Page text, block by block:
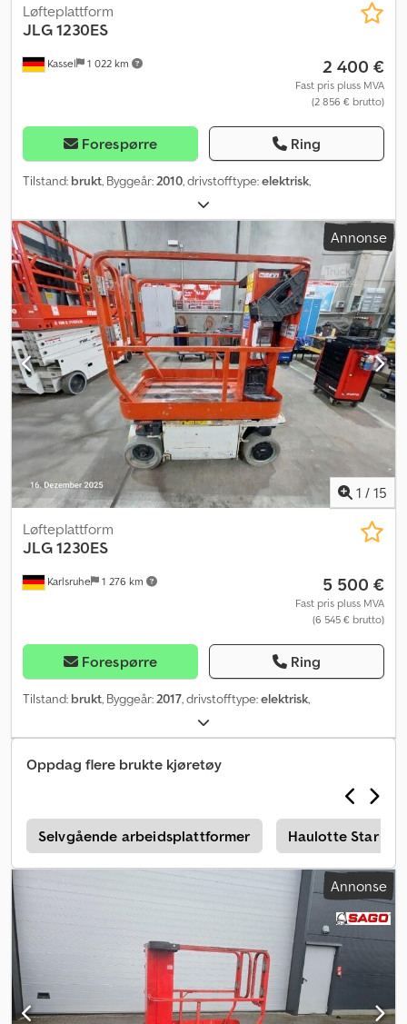
Kassel 1 022 km
Løfteplattform
JLG1230ES
2 400 €
Fast pris pluss MVA
(2 856 € brutto)
Forespørre Ring
Tilstand: brukt, Byggeår: 2010, drivstofftype:elektrisk,
Annonse
1 / 15
Karlsruhe 1 276 km
Løfteplattform
JLG1230ES
5 500 €
Fast pris pluss MVA
(6 545 € brutto)
Forespørre Ring
Tilstand: brukt, Byggeår:2017, drivstofftype:elektrisk,
Oppdag flere brukte kjøretøy
Selvgående arbeidsplattformer Haulotte Star 10
Annonse